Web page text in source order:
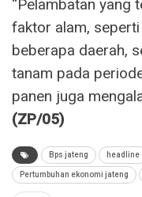
“Pelambatan yang
faktor alam,
beberapa daerah,
tanam pada
panen juga
(ZP/05)
Bps jateng headline
Pertumbuhan ekonomi jateng